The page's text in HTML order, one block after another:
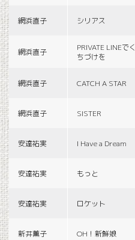
網浜直子 シリアス
網浜直子
PRIVATE LINEでく
ちづけを
網浜直子 CATCH A STAR
網浜直子 SISTER
安達祐実 I Have a Dream
安達祐実 もっと
安達祐実 ロケット
新井薫子 OH！新鮮娘